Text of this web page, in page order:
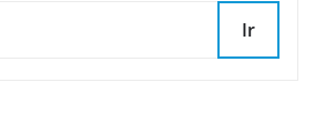
Ir